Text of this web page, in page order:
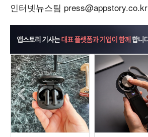
인터넷뉴스팀 press@appstory.co.kr